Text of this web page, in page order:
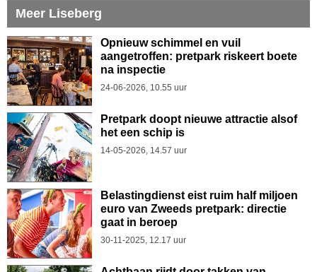
Meer Liseberg
Opnieuw schimmel en vuil
aangetroffen: pretpark riskeert boete
na inspectie
24-06-2026, 10.55 uur
Pretpark doopt nieuwe attractie alsof
het een schip is
14-05-2026, 14.57 uur
Belastingdienst eist ruim half miljoen
euro van Zweeds pretpark: directie
gaat in beroep
30-11-2025, 12.17 uur